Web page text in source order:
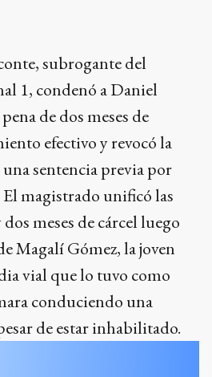
subrogante del
1, condenó a Daniel
de dos meses de
efectivo y revocó la
sentencia previa por
magistrado unificó las
meses de cárcel luego
Magalí Gómez, la joven
vial que lo tuvo como
conduciendo una
de estar inhabilitado.